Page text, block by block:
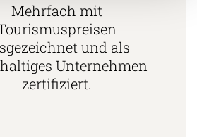
Mehrfach mit
und als
Unternehmen
zertifiziert.